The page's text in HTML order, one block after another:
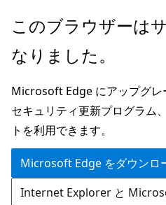
メ
ン
ン
テ
ン
ツ
に
ス
このブラウザーは
なりました。
Microsoft Edge にアップグレ
セキュリティ更新プログラム
トを利用できます。
Microsoft Edge をダウンロ
Internet Explorer と